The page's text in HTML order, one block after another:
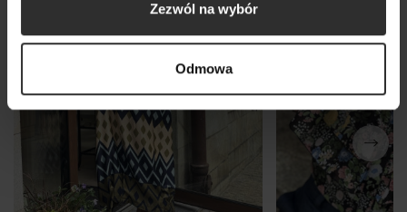
Zezwól na wybór
Odmowa